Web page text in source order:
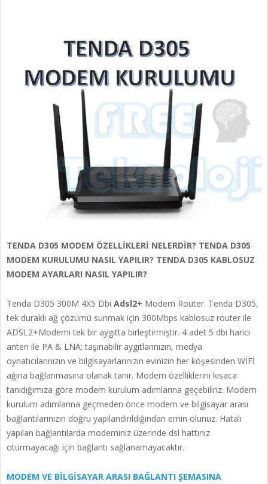
TENDA D305 MODEM ÖZELLİKLERİ NELERDİR? TENDA D305
MODEM KURULUMU NASIL YAPILIR? TENDA D305 KABLOSUZ
MODEM AYARLARI NASIL YAPILIR?
Tenda D305 300M 4X5 Dbi Adsl2+ Modem Router. Tenda D305,
tek duraklı ağ çözümü sunmak için 300Mbps kablosuz router ile
ADSL2+Modemi tek bir aygıtta birleştirmiştir. 4 adet 5 dbi harici
anten ile PA & LNA; taşınabilir aygıtlarınızın, medya
oynatıcılarınızın ve bilgisayarlarınızın evinizin her köşesinden WİFİ
ağına bağlanmasına olanak tanır. Modem özelliklerini kısaca
tanıdığımıza göre modem kurulum adımlarına geçebiliriz. Modem
kurulum adımlarına geçmeden önce modem ve bilgisayar arası
bağlantılarınızın doğru yapılandırıldığından emin olunuz. Hatalı
yapılan bağlantılarda modeminiz üzerinde dsl hattınız
oturmayacağı için bağlantı sağlanamayacaktır.
MODEM VE BİLGİSAYAR ARASI BAĞLANTI ŞEMASINA